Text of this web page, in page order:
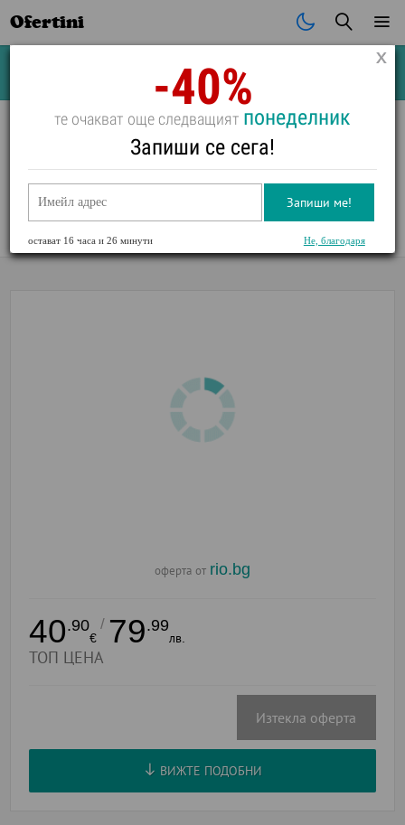
Ofertini
Почивки Стоки
СПА почивка в ArdoSpa Hotel Сърница край брега на яз.
Доспат
оферта от rio.bg
40.90
€
/ 79.99
лв.
ТОП ЦЕНА
Изтекла оферта
ВИЖТЕ ПОДОБНИ
-40%
те очакват още следващият понеделник
Запиши се сега!
Запиши ме!
остават 16 часа и 26 минути Не, благодаря